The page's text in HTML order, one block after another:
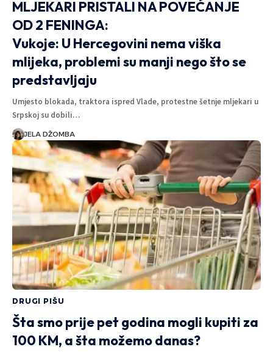
MLJEKARI PRISTALI NA POVEĆANJE
OD 2 FENINGA:
Vukoje: U Hercegovini nema viška
mlijeka, problemi su manji nego što se
predstavljaju
Umjesto blokada, traktora ispred Vlade, protestne šetnje mljekari u
Srpskoj su dobili…
JELA DŽOMBA
DRUGI PIŠU
Šta smo prije pet godina mogli kupiti za
100 KM, a šta možemo danas?